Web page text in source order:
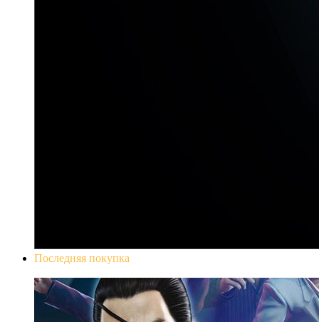
Последняя покупка